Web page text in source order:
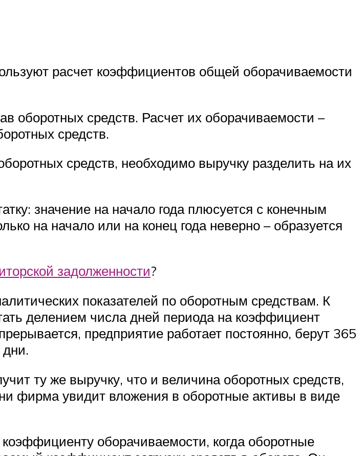
расчет коэффициентов общей оборачиваемости
оборотных средств. Расчет их оборачиваемости –
средств.
средств, необходимо выручку разделить на их
значение на начало года плюсуется с конечным
на начало или на конец года неверно – образуется
задолженности?
показателей по оборотным средствам. К
делением числа дней периода на коэффициент
предприятие работает постоянно, берут 365
ту же выручку, что и величина оборотных средств,
фирма увидит вложения в оборотные активы в виде
оборачиваемости, когда оборотные